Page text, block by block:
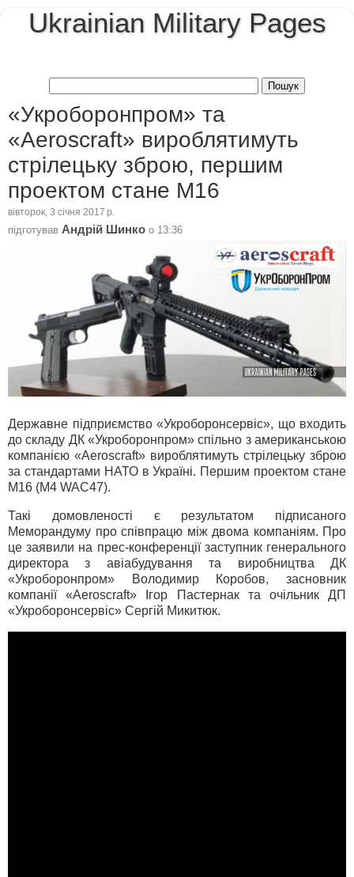
Ukrainian Military Pages
«Укроборонпром» та
«Aeroscraft» вироблятимуть
стрілецьку зброю, першим
проектом стане М16
вівторок, 3 січня 2017 р.
підготував Андрій Шинко о 13:36
Державне підприємство «Укроборонсервіс», що входить
до складу ДК «Укроборонпром» спільно з американською
компанією «Aeroscraft» вироблятимуть стрілецьку зброю
за стандартами НАТО в Україні. Першим проектом стане
М16 (M4 WAC47).
Такі домовленості є результатом підписаного
Меморандуму про співпрацю між двома компаніям. Про
це заявили на прес-конференції заступник генерального
директора з авіабудування та виробництва ДК
«Укроборонпром» Володимир Коробов, засновник
компанії «Aeroscraft» Ігор Пастернак та очільник ДП
«Укроборонсервіс» Сергій Микитюк.